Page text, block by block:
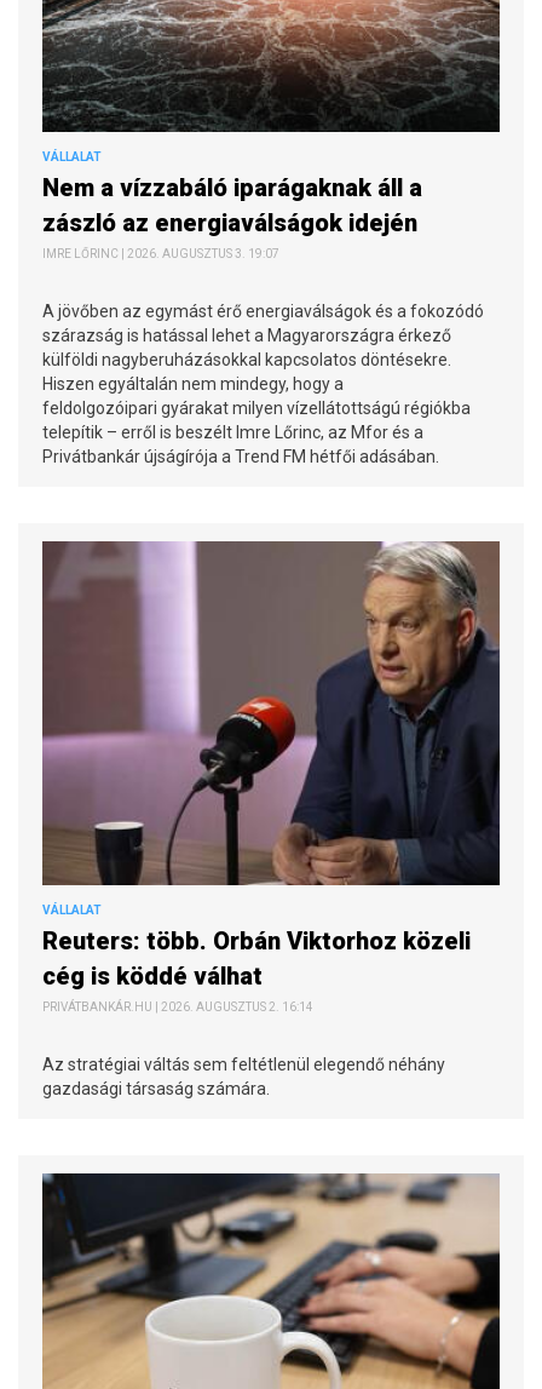
VÁLLALAT
Nem a vízzabáló iparágaknak áll a
zászló az energiaválságok idején
IMRE LŐRINC | 2026. AUGUSZTUS 3. 19:07
A jövőben az egymást érő energiaválságok és a fokozódó
szárazság is hatással lehet a Magyarországra érkező
külföldi nagyberuházásokkal kapcsolatos döntésekre.
Hiszen egyáltalán nem mindegy, hogy a
feldolgozóipari gyárakat milyen vízellátottságú régiókba
telepítik – erről is beszélt Imre Lőrinc, az Mfor és a
Privátbankár újságírója a Trend FM hétfői adásában.
VÁLLALAT
Reuters: több. Orbán Viktorhoz közeli
cég is köddé válhat
PRIVÁTBANKÁR.HU | 2026. AUGUSZTUS 2. 16:14
Az stratégiai váltás sem feltétlenül elegendő néhány
gazdasági társaság számára.